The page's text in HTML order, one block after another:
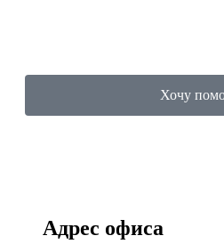
Хочу
Адрес офиса